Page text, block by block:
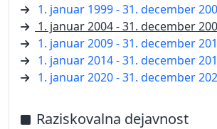
1. januar 1999 - 31. december
1. januar 2004 - 31. december
1. januar 2009 - 31. december
1. januar 2014 - 31. december
1. januar 2020 - 31. december
Raziskovalna dejavnost